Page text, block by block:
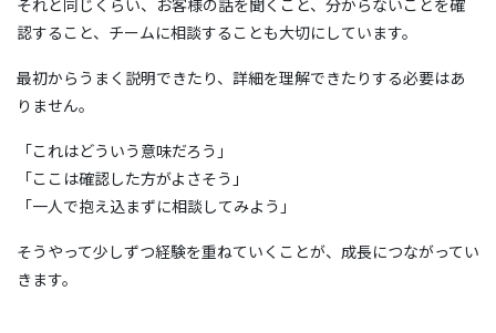
それと同じくらい、お客様の話を聞くこと、分からないことを確
認すること、チームに相談することも大切にしています。
最初からうまく説明できたり、詳細を理解できたりする必要はあ
りません。
「これはどういう意味だろう」
「ここは確認した方がよさそう」
「一人で抱え込まずに相談してみよう」
そうやって少しずつ経験を重ねていくことが、成長につながってい
きます。